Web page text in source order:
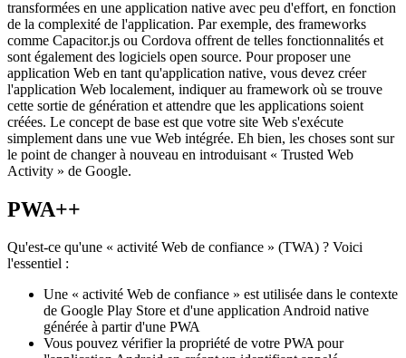
Me fais-tu confiance?
Depuis quelque temps, les applications Web peuvent être
transformées en une application native avec peu d'effort, en fonction
de la complexité de l'application. Par exemple, des frameworks
comme Capacitor.js ou Cordova offrent de telles fonctionnalités et
sont également des logiciels open source. Pour proposer une
application Web en tant qu'application native, vous devez créer
l'application Web localement, indiquer au framework où se trouve
cette sortie de génération et attendre que les applications soient
simplement dans une vue Web intégrée. Eh bien, les choses sont sur
Activity » de Google.
Qu'est-ce qu'une « activité Web de confiance » (TWA) ? Voici
l'essentiel :